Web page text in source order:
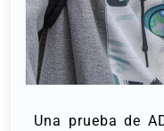
Una prueba de